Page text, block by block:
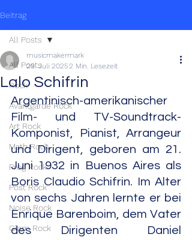
Beitrag
All Posts
Rock
Avantgarde Rock
Art Rock
Math Rock
Prog Rock
Post Rock
Noise Rock
Glam Rock
All Posts
Lalo Schifrin
musicmakermark
29. Juli 20252 Min. Lesezeit
Argentinisch-amerikanischer
Film- und TV-Soundtrack-
Komponist, Pianist, Arrangeur
und Dirigent, geboren am 21.
Juni 1932 in Buenos Aires als
Boris Claudio Schifrin. Im Alter
von sechs Jahren lernte er bei
Enrique Barenboim, dem Vater
des Dirigenten Daniel